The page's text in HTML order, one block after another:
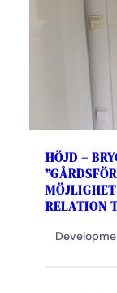
HÖJD –
RELATION